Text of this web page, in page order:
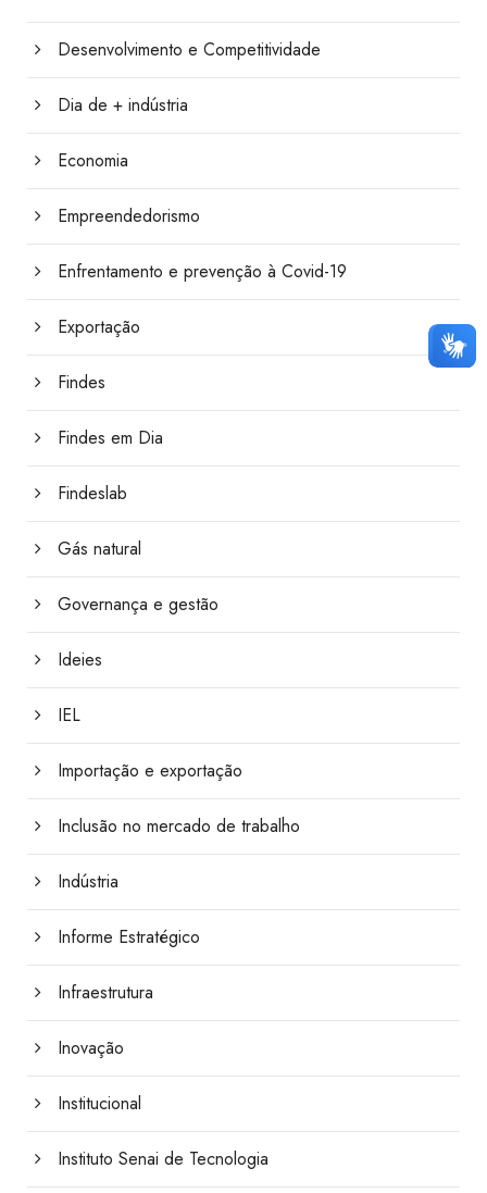
Desenvolvimento e Competitividade
Dia de + indústria
Economia
Empreendedorismo
Enfrentamento e prevenção à Covid-19
Exportação
Findes
Findes em Dia
Findeslab
Gás natural
Governança e gestão
Ideies
IEL
Importação e exportação
Inclusão no mercado de trabalho
Indústria
Informe Estratégico
Infraestrutura
Inovação
Institucional
Instituto Senai de Tecnologia